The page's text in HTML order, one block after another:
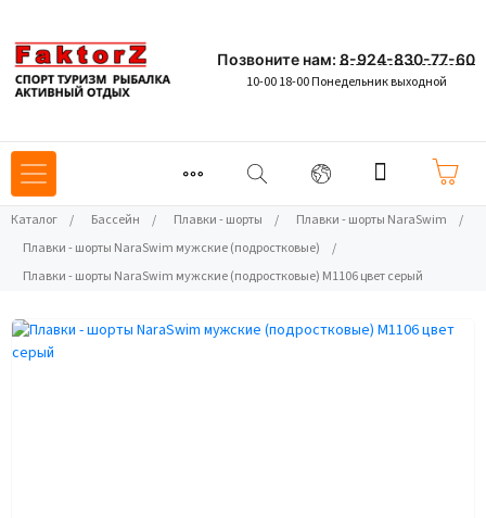
Позвоните нам: 8-924-830-77-60
10-00 18-00 Понедельник выходной
Каталог / Бассейн / Плавки - шорты / Плавки - шорты NaraSwim
/
Плавки - шорты NaraSwim мужские (подростковые)
/
Плавки - шорты NaraSwim мужские (подростковые) M1106 цвет серый